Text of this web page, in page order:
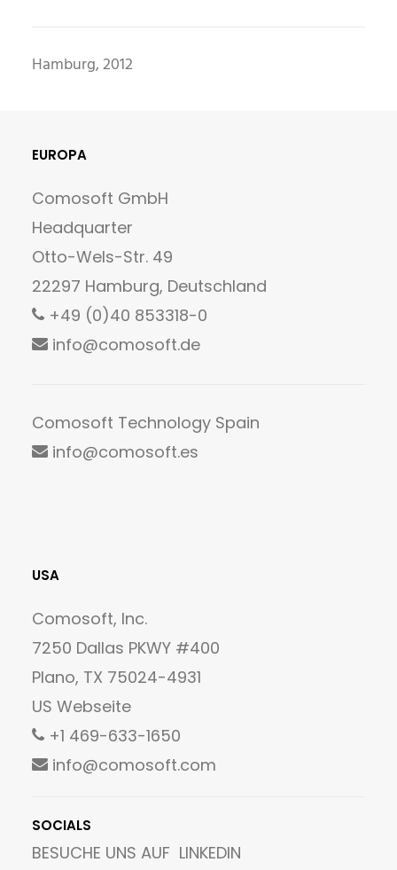
Hamburg, 2012
EUROPA
Comosoft GmbH
Headquarter
Otto-Wels-Str. 49
22297 Hamburg, Deutschland
+49 (0)40 853318-0
info@comosoft.de
Comosoft Technology Spain
info@comosoft.es
USA
Comosoft, Inc.
7250 Dallas PKWY #400
Plano, TX 75024-4931
US Webseite
+1 469-633-1650
info@comosoft.com
SOCIALS
BESUCHE UNS AUF LINKEDIN